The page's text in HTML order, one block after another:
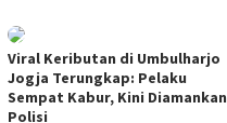
Viral Keributan di Umbulharjo
Jogja Terungkap: Pelaku
Sempat Kabur, Kini Diamankan
Polisi